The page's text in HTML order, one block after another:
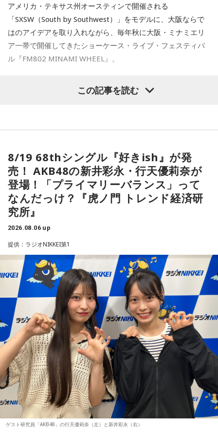
◆メンバー3人による恒例の全曲試聴会を生配信
8月7日（金）19:00より、かつしかトリオのメンバー3人によ
る恒例の全曲試聴会をYouTubeで生配信します。メンバーの
楽しいトークとともに、ニューアルバム『SO-DAYONE !』の
作に込めた思いなどを、メンバー自身が解説。アルバムをよ
り深く楽しめる貴重な機会に触れることができます。
◆タワーレコードで応募抽選キャンペーン＆インストアイベ
ント開催
ニューアルバム『SO-DAYONE !』の発売を記念し、タワーレ
コードでは応募抽選キャンペーンと購入者特典企画を実施し
ます。また、2026年10月17日（土）には、タワーレコード
新宿店にて発売記念インストアイベントの開催も決定。櫻井
哲夫、神保 彰、向谷 実の3人がアルバムに込めた思いなどを
語る、ここでしか聞けない貴重なトークに加え、かつしかト
リオとして初の「サイン握手会」をおこないます。
＜リリースイベント概要＞
イベント内容：かつしかトリオのメンバーによるトーク＆サ
イン握手会
開催日：2026年10月17日（土）
開催時間：14:00スタート（集合時間：13:45）
開催店舗：タワーレコード新宿店 9Fイベントスペース
※詳細は公式サイトをご確認ください
＜リリース情報＞
アルバム『SO-DAYONE !』
へのアクセスをチェックができるなど他にも便利な機能がた
くさん！すでにお持ちの方はアップデートを、まだお持ちで
ない方は今すぐダウンロードして、当日までお待ちくださ
い！
ストを追いかけながらライブハウスを巡る楽しみも、
【イベント詳細】
Maxell presents FM802 MINAMI WHEEL 2026
●開催日時：2026年10月10日（土）・10月11日（日）・10
月12日（月・祝）
●出演アーティスト：
10/10(土) 出演
AARON / IRIS MONDO / 赤いくらげ / Aki / あたらよ / 雨烏 /
荒巻勇仁 / アンと私 / anewhite / EVE OF THE LAIN / いろか
にほへと / weak.butterfly / EMNW / 大宮陽和 / OKYO / 奥崎
海斗 / オハ / omeme tenten / ORCALAND / kasane / 叶夢 /
Gum-9 / ガラクタ / ガラスの靴は落とさない / カラノア /
KI_EN / 来島エル / きばやし / Gyubin / くがあくた / grating
hunny / Grape Kiki / クロムレイリー / GeTO / COPES / ココ
ラシカ / Cosmola / kohamo / ゴホウビ / サカキナオ / THE
KING OF ROOKIE / 佐久間龍星 / TheΣ / 札幌某所 / THE
HAMIDA SHE'S / the bercedes menz / さらさ (Band Set) /
三四少女 / She Side Ship / Jene / chef's / Ciely / シトナユイ
/ 至福ぽんちょ / SYAYOS / 13.3g / Jonah / 杉本ラララ / 鈴木
実貴子ズ / スパノヴァ特急 / speel plaats / 3markets[ ] / セ
カンドバッカー / セブンス・ベガ / Chimothy→ / ちゃくら /
チョーキューメイ / D’ypcys / Tyrkouaz / テレビ大陸音頭 /
Togoz / tonerico / ドミノンストップ / 中島寂 / ニューアヤカ
アメリカ・テキサス州オースティンで開催される
「SXSW（South by Southwest）」をモデルに、大阪ならで
はのアイデアを取り入れながら、毎年秋に大阪・ミナミエリ
ア一帯で開催してきたショーケース・ライブ・フェスティバ
ル『FM802 MINAMI WHEEL』。
として、10月10日（土）、11日（日）、12日（月・祝）の3
みの257組を加えた総勢377組の出演日も発表しました。
また3DAYS PASS／1DAY PASSのオフィシャル三次先行も受付
中！いち早くチケットをゲットしてください！
Maxell presents FM802 MINAMI WHEEL 2026は、FM802
が主催するライブハウス回遊型ショーケースイベントです。
今年も関西の学生アーティストを対象としたオーディション
「MINAMI WHEEL -New Age-」を実施。
8月18日（火）に心斎橋BIGCATにて実演最終審査を開催し、
この審査を勝ち抜いたアーティストが『Maxell presents
FM802 MINAMI WHEEL 2026』への出演権を獲得します。
また、MINAMI WHEEL 2026公式アプリもリリース！アーテ
ィストラインナップから観たいアーティストを登録してマイ
タイムテーブルを作れたり、エリアマップで各ライブハウス
へのアクセスをチェックができるなど他にも便利な機能がた
くさん！すでにお持ちの方はアップデートを、まだお持ちで
ない方は今すぐダウンロードして、当日までお待ちくださ
この記事を読む
8/19 68thシングル『好きish』が発
売！ AKB48の新井彩永・行天優莉奈が
登場！「プライマリーバランス」って
なんだっけ？『虎ノ門 トレンド経済研
究所』
2026.08.06 up
提供：ラジオNIKKEI第1
ゲスト研究員「AKB48」の行天優莉奈（左）と新井彩永（右）